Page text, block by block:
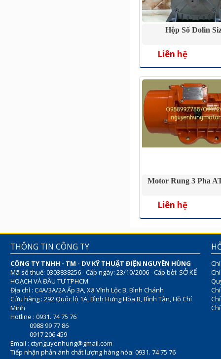
Hộp Số Dolin
Liên hệ
Motor Rung 3 Pha
Liên hệ
THÔNG TIN CÔNG TY
CÔNG TY TNHH - TM - DV KỸ THUẬT ĐIỆN NGUYÊN HÙNG
Mã số thuế: 0303838256 - Cấp ngày: 23/10/2006 - Cấp bởi: SỞ KẾ
HOẠCH VÀ ĐẦU TƯ TPHCM
Địa chỉ : C4A/3A/2A Ấp 3A, Xã Vĩnh Lộc B, Bình Chánh
Cửu hàng : 292 Quốc lộ 1A, Bình Hưng Hòa B, Bình Tân, Hồ Chí
Minh
Hotline : 0931. 74 75 76
0988 99 77 86
0917 206 459
Email : ctynguyenhung@gmail.com
Tiếp nhận phản ánh chất lượng hàng hóa: 0931. 74 75 76